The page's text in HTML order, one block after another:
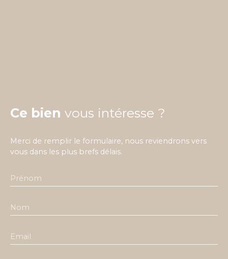
Ce bien vous intéresse ?
Merci de remplir le formulaire, nous reviendrons vers
vous dans les plus brefs délais.
Prénom
Nom
Email